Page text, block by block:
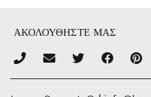
ΑΚΟΛΟΥΘΗΣΤΕ ΜΑΣ